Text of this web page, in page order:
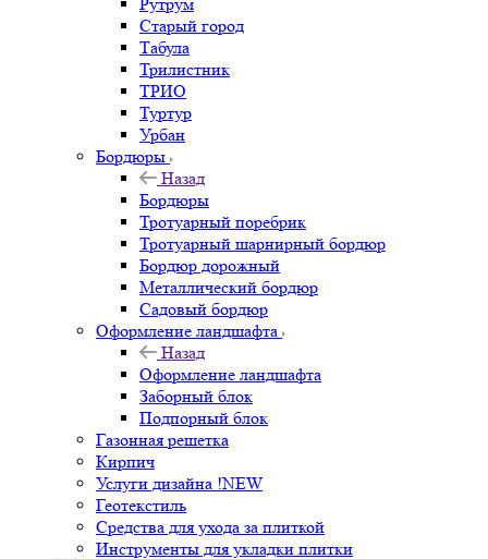
Старый город
Табула
Трилистник
ТРИО
Туртур
Урбан
Бордюры
Назад
Бордюры
Тротуарный поребрик
Тротуарный шарнирный бордюр
Бордюр дорожный
Металлический бордюр
Садовый бордюр
Оформление ландшафта
Назад
Оформление ландшафта
Заборный блок
Подпорный блок
Газонная решетка
Кирпич
Услуги дизайна !NEW
Геотекстиль
Средства для ухода за плиткой
Инструменты для укладки плитки